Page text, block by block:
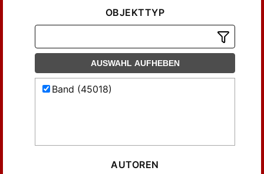
Abhandlungen über Preussens
Kommunalwesen und denkwürdige
vaterländische Gesetze und Einrichtungen
Acta Facultatis Rerum Naturalium
Universitatis Comenianae
Acta mathematica Universitatis
Comenianae
OBJEKTTYP
AUSWAHL AUFHEBEN
Band (45018)
AUTOREN